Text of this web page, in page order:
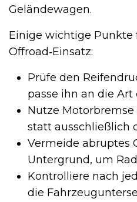
Geländewagen.
Einige wichtige Punkte
Offroad‑Einsatz:
Prüfe den
passe ihn an die Art
Nutze
statt ausschließlich
Vermeide abruptes
Untergrund, um
Kontrolliere nach
die